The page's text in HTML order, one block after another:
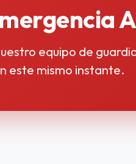
equipo de
este mismo instante.